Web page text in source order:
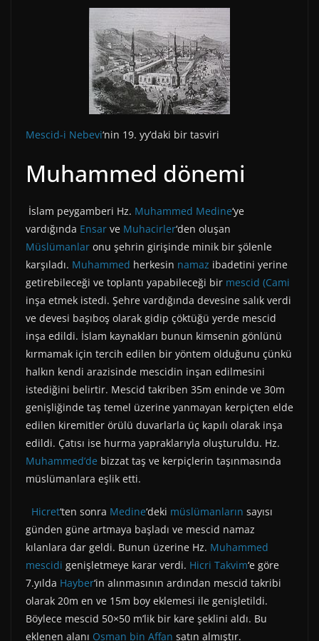
Mescid-i Nebevi‘nin 19. yy’daki bir tasviri
Muhammed dönemi
İslam peygamberi Hz. Muhammed Medine‘ye
vardığında Ensar ve Muhacirler‘den oluşan
Müslümanlar onu şehrin girişinde minik bir şölenle
karşıladı. Muhammed herkesin namaz ibadetini yerine
getirebileceği ve toplantı yapabileceği bir mescid (Cami
inşa etmek istedi. Şehre vardığında devesine salık verdi
ve devesi başıboş olarak gidip çöktüğü yerde mescid
inşa edildi. İslam kaynakları bunun kimsenin gönlünü
kırmamak için tercih edilen bir yöntem olduğunu çünkü
halkın kendi arazisinde mescidin inşan edilmesini
istediğini belirtir. Mescid takriben 35m eninde ve 30m
genişliğinde taş temel üzerine yanmayan kerpiçten elde
edilen kiremitler örülü duvarlarla üç kapılı olarak inşa
edildi. Çatısı ise hurma yapraklarıyla oluşturuldu. Hz.
Muhammed’de bizzat taş ve kerpiçlerin taşınmasında
müslümanlara eşlik etti.
Hicret‘ten sonra Medine‘deki müslümanların sayısı
günden güne artmaya başladı ve mescid namaz
kılanlara dar geldi. Bunun üzerine Hz. Muhammed
mescidi genişletmeye karar verdi. Hicri Takvim‘e göre
7.yılda Hayber‘in alınmasının ardından mescid takribi
olarak 20m en ve 15m boy eklemesi ile genişletildi.
Böylece mescid 50×50 m’lik bir kare şeklini aldı. Bu
eklenen alanı Osman bin Affan satın almıştır.